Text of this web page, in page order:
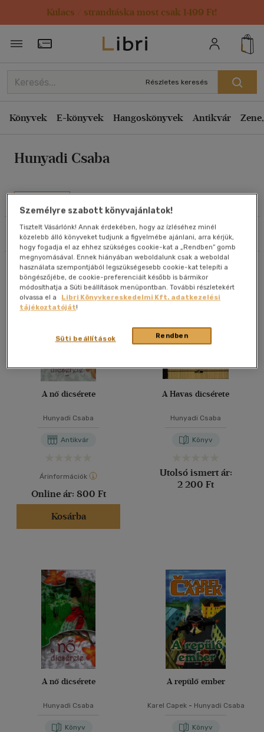
Kulacs / strandtáska most csak 1499 Ft!
Törzsvásárlói Kártya adatai
Részletes keresés
Könyvek E-könyvek Hangoskönyvek Antikvár
Hunyadi Csaba
Művei
Szűrés Rendezés
Rendezés
Kiadás éve szerint csökkenő
Ár szerint csökkenő
Eladott darabszám szerint csökkenő
Cím szerint A-Z
Szerző szerint A-Z
Megjelenítés
20 db / oldal
40 db / oldal
Alkalmaz
Összesen4db
A nő dicsérete
Hunyadi Csaba
Antikvár
Árinformációk
Online ár: 800 Ft
Kosárba
A Havas dicsérete
Hunyadi Csaba
Könyv
Utolsó ismert ár:
2 200 Ft
A nő dicsérete
Hunyadi Csaba
Könyv
A repülő ember
Karel Capek- Hunyadi Csaba
Könyv
Személyre szabott könyvajánlatok!
Tisztelt Vásárlónk! Annak érdekében, hogy az ízléséhez minél
közelebb álló könyveket tudjunk a figyelmébe ajánlani, arra kérjük,
hogy fogadja el az ehhez szükséges cookie-kat a „Rendben” gomb
megnyomásával. Ennek hiányában weboldalunk csak a weboldal
használata szempontjából legszükségesebb cookie-kat telepíti a
böngészőjébe, de cookie-preferenciáit később is bármikor
módosíthatja a Süti beállítások menüpontban. További részletekért
olvassa el a
Libri Könyvkereskedelmi Kft. adatkezelési
tájékoztatóját!
Rendben
Süti beállítások